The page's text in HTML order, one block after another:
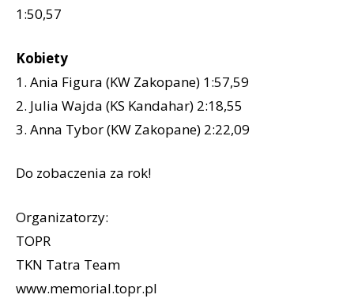
1:50,57
Kobiety
1. Ania Figura (KW Zakopane) 1:57,59
2. Julia Wajda (KS Kandahar) 2:18,55
3. Anna Tybor (KW Zakopane) 2:22,09
Do zobaczenia za rok!
Organizatorzy:
TOPR
TKN Tatra Team
www.memorial.topr.pl